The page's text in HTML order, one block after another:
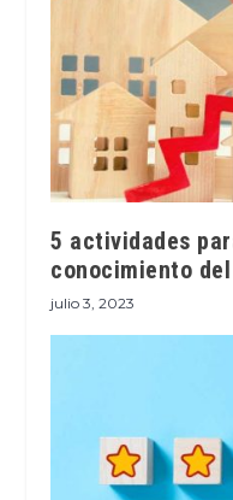
5 actividades
conocimiento
julio 3, 2023